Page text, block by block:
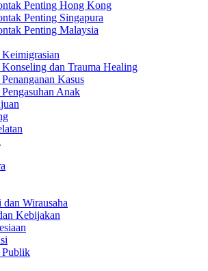
Penting Hong Kong
Penting Singapura
Penting Malaysia
Keimigrasian
Konseling dan Trauma Healing
Kasus
Anak
Wirausaha
Kebijakan
Publik